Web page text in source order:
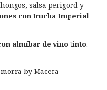
salsa perigord y
con trucha Imperial
almíbar de vino tinto.